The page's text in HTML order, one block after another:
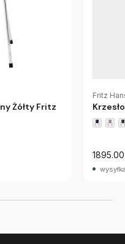
Żółty Fritz
Fritz
1895.00